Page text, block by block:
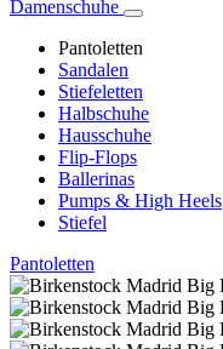
Damenschuhe
Pantoletten
Sandalen
Stiefeletten
Halbschuhe
Hausschuhe
Flip-Flops
Ballerinas
Pumps & High Heels
Stiefel
Pantoletten